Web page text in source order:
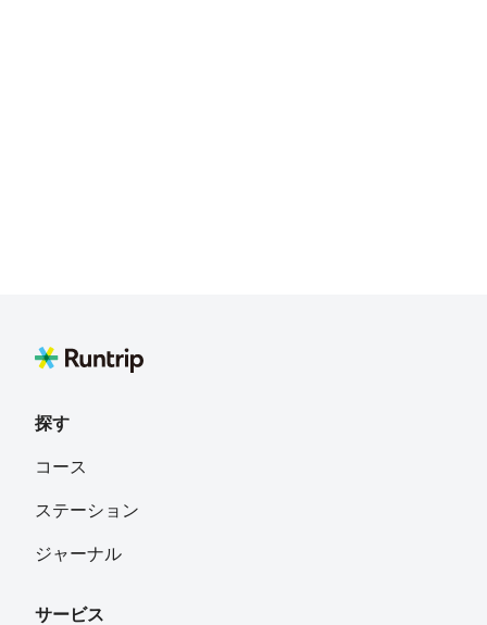
探す
コース
ステーション
ジャーナル
サービス